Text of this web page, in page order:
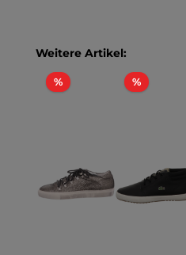
Produktgalerie überspringen
Weitere Artikel:
%Rabatt %Rabatt